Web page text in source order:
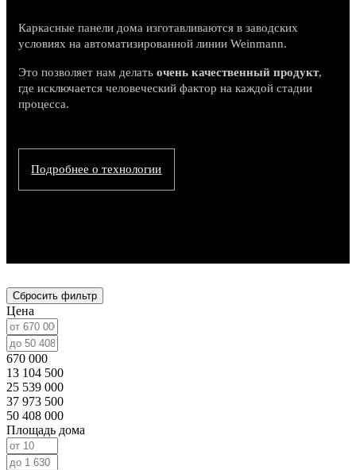
Каркасные панели дома изготавливаются в заводских
условиях на автоматизированной линии Weinmann.
Это позволяет нам делать очень качественный продукт,
где исключается человеческий фактор на каждой стадии
процесса.
Подробнее о технологии
Сбросить фильтр
Цена
670 000
13 104 500
25 539 000
37 973 500
50 408 000
Площадь дома